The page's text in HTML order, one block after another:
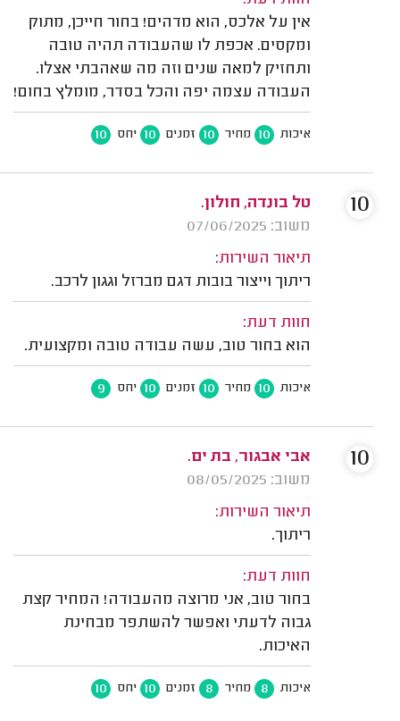
אין על אלכס, הוא מדהים! בחור חייכן, מתוק
ומקסים. אכפת לו שהעבודה תהיה טובה
ותחזיק למאה שנים וזה מה שאהבתי אצלו.
העבודה עצמה יפה והכל בסדר, מומלץ בחום!
איכות 10 מחיר 10 זמנים 10 יחס 10
טל בונדה, חולון.
משוב: 07/06/2025
תיאור השירות:
ריתוך וייצור בובות דגם מברזל וגגון לרכב.
חוות דעת:
הוא בחור טוב, עשה עבודה טובה ומקצועית.
איכות 10 מחיר 10 זמנים 10 יחס 9
10
אבי אבגור, בת ים.
משוב: 08/05/2025
תיאור השירות:
ריתוך.
חוות דעת:
בחור טוב, אני מרוצה מהעבודה! המחיר קצת
גבוה לדעתי ואפשר להשתפר מבחינת
האיכות.
איכות 8 מחיר 8 זמנים 10 יחס 10
10